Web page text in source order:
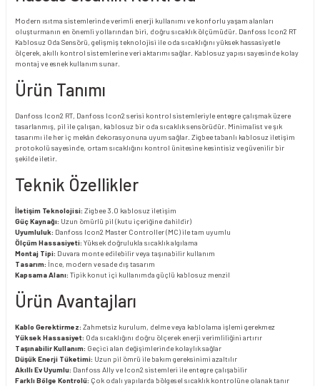
Modern ısıtma sistemlerinde verimli enerji kullanımı ve konforlu yaşam alanları
oluşturmanın en önemli yollarından biri, doğru sıcaklık ölçümüdür. Danfoss Icon2 RT
Kablosuz Oda Sensörü, gelişmiş teknolojisi ile oda sıcaklığını yüksek hassasiyetle
ölçerek, akıllı kontrol sistemlerine veri aktarımı sağlar. Kablosuz yapısı sayesinde kolay
montaj ve esnek kullanım sunar.
Ürün Tanımı
Danfoss Icon2 RT, Danfoss Icon2 serisi kontrol sistemleriyle entegre çalışmak üzere
tasarlanmış, pil ile çalışan, kablosuz bir oda sıcaklık sensörüdür. Minimalist ve şık
tasarımı ile her iç mekân dekorasyonuna uyum sağlar. Zigbee tabanlı kablosuz iletişim
protokolü sayesinde, ortam sıcaklığını kontrol ünitesine kesintisiz ve güvenilir bir
şekilde iletir.
Teknik Özellikler
İletişim Teknolojisi: Zigbee 3.0 kablosuz iletişim
Güç Kaynağı: Uzun ömürlü pil (kutu içeriğine dahildir)
Uyumluluk: Danfoss Icon2 Master Controller (MC) ile tam uyumlu
Ölçüm Hassasiyeti: Yüksek doğrulukla sıcaklık algılama
Montaj Tipi: Duvara monte edilebilir veya taşınabilir kullanım
Tasarım: İnce, modern ve sade dış tasarım
Kapsama Alanı: Tipik konut içi kullanımda güçlü kablosuz menzil
Ürün Avantajları
Kablo Gerektirmez: Zahmetsiz kurulum, delme veya kablolama işlemi gerekmez
Yüksek Hassasiyet: Oda sıcaklığını doğru ölçerek enerji verimliliğini artırır
Taşınabilir Kullanım: Geçici alan değişimlerinde kolaylık sağlar
Düşük Enerji Tüketimi: Uzun pil ömrü ile bakım gereksinimi azaltılır
Akıllı Ev Uyumlu: Danfoss Ally ve Icon2 sistemleri ile entegre çalışabilir
Farklı Bölge Kontrolü: Çok odalı yapılarda bölgesel sıcaklık kontrolüne olanak tanır